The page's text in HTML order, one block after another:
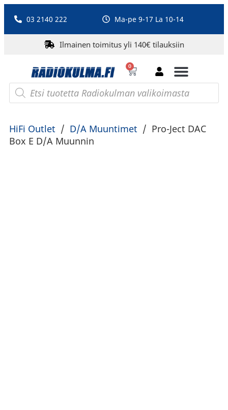
03 2140 222 Ma-pe 9-17 La 10-14
Ilmainen toimitus yli 140€ tilauksiin
0
HiFi Outlet / D/A Muuntimet / Pro-Ject DAC
Box E D/A Muunnin